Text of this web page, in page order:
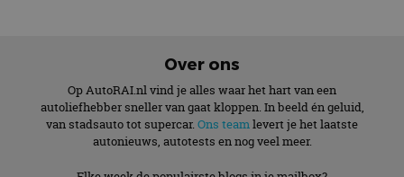
Over ons
Op AutoRAI.nl vind je alles waar het hart van een
autoliefhebber sneller van gaat kloppen. In beeld én geluid,
van stadsauto tot supercar. Ons teamlevert je het laatste
autonieuws, autotests en nog veel meer.